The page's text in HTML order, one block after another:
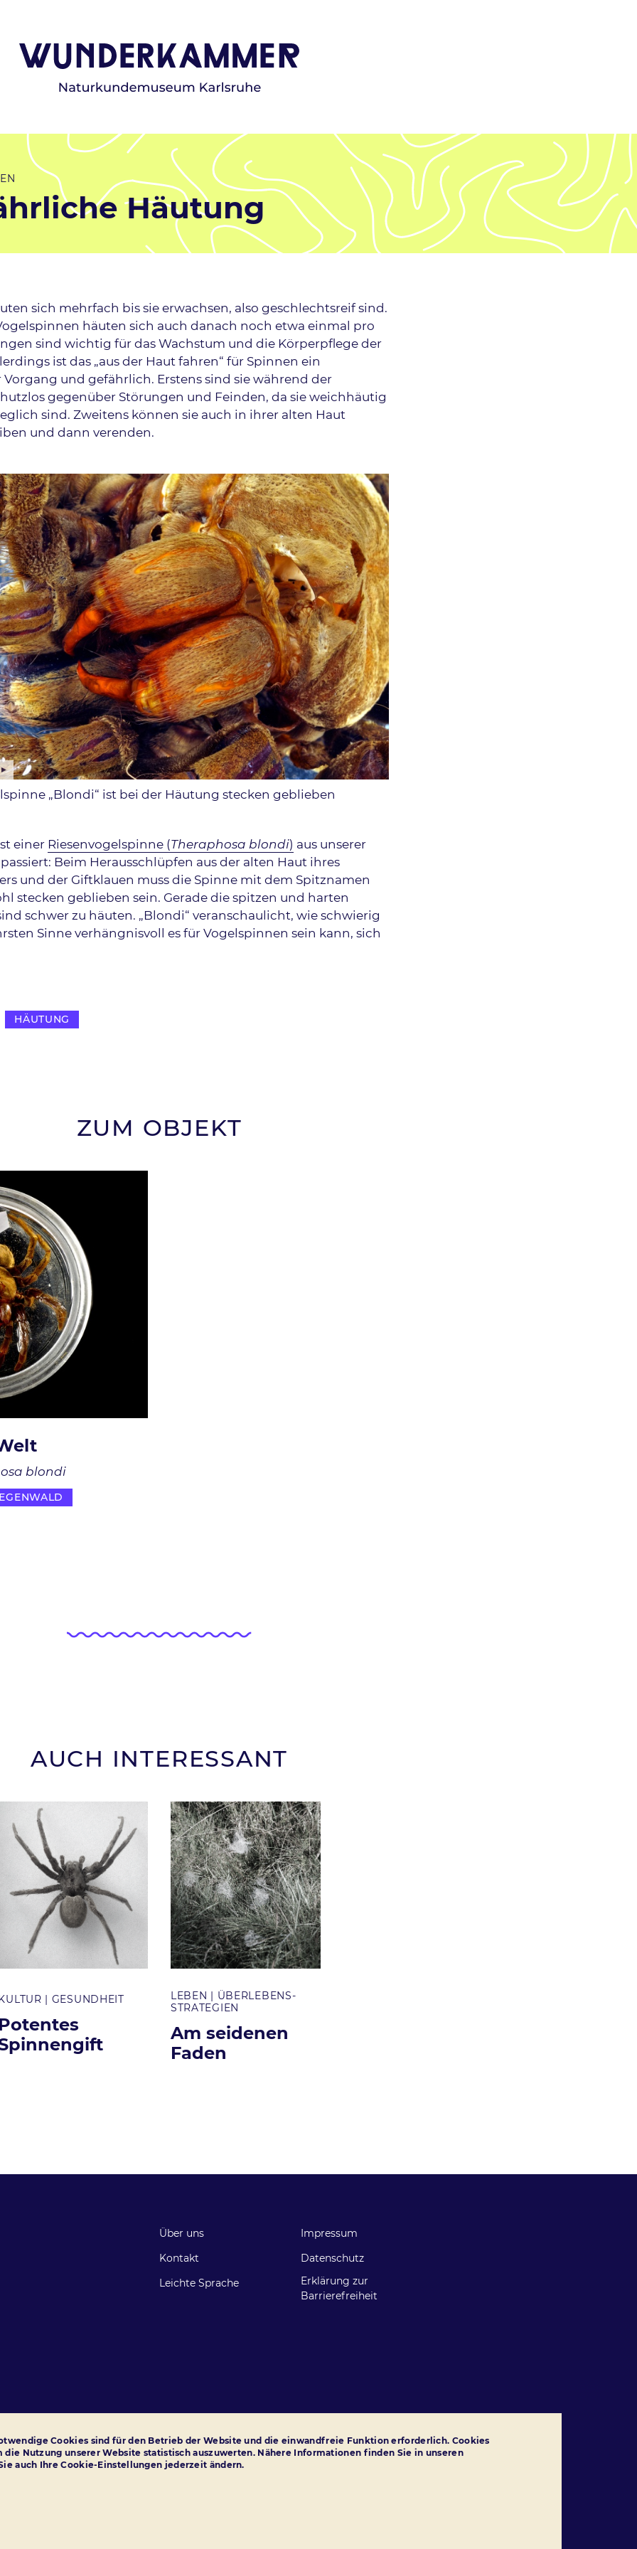
Cookies sind für den Betrieb der Website und die einwandfreie Funktion erforderlich. Cookies
die Nutzung unserer Website statistisch auszuwerten. Nähere Informationen finden Sie in unseren
auch Ihre Cookie-Einstellungen jederzeit ändern.
Häutung
sich mehrfach bis sie erwachsen, also geschlechtsreif sind.
häuten sich auch danach noch etwa einmal pro
sind wichtig für das Wachstum und die Körperpflege der
ist das „aus der Haut fahren“ für Spinnen ein
und gefährlich. Erstens sind sie während der
gegenüber Störungen und Feinden, da sie weichhäutig
sind. Zweitens können sie auch in ihrer alten Haut
und dann verenden.
„Blondi“ ist bei der Häutung stecken geblieben
einer Riesenvogelspinne (Theraphosa blondi) aus unserer
Beim Heraus­schlüpfen aus der alten Haut ihres
und der Giftklauen muss die Spinne mit dem Spitznamen
stecken geblieben sein. Gerade die spitzen und harten
schwer zu häuten. „Blondi“ veranschaulicht, wie schwierig
Sinne verhängnisvoll es für Vogelspinnen sein kann, sich
HÄUTUNG
ZUM OBJEKT
blondi
AUCH INTERESSANT
GESUNDHEIT
Potentes
Bild
Themen
LEBEN
ÜBERLEBENS­
STRATEGIEN
Am seidenen
Faden
Über-Fußzeilennavigation
Über uns
Kontakt
Leichte Sprache
Haupt-
Impressum
Datenschutz
Erklärung zur
Barrierefreiheit